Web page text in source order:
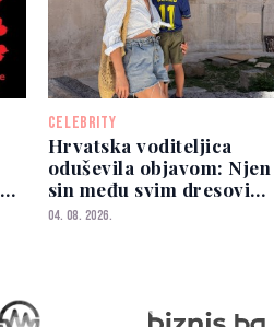
CELEBRITY
Hrvatska voditeljica
oduševila objavom: Njen
sin među svim dresovima
izabrao Zmajeve
04. 08. 2026.